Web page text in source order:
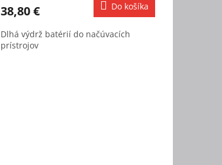
38,80 € Do košíka
Dlhá výdrž batérií do načúvacích
prístrojov